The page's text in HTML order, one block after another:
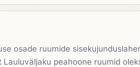
osade ruumide
peahoone ruumid